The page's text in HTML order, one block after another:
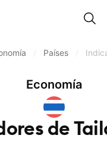
Países
Economía
de